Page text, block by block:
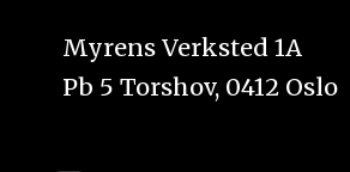
Myrens Verksted 1A
Pb 5 Torshov, 0412 Oslo